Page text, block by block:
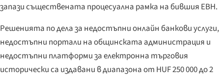
запази съществената процесуална рамка на бившия EBH.
Решенията по дела за недостъпни онлайн банкови услуги,
недостъпни портали на общинската администрация и
недостъпни платформи за електронна търговия
исторически са издавани в диапазона от HUF 250 000 до 2